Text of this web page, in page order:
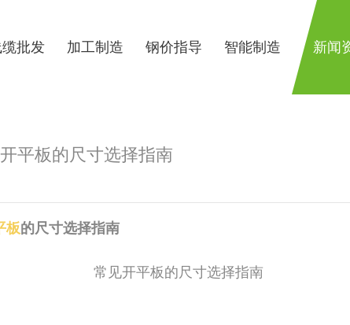
批发 加工制造 钢价指导 智能制造 新闻
平板的尺寸选择指南
板的尺寸选择指南